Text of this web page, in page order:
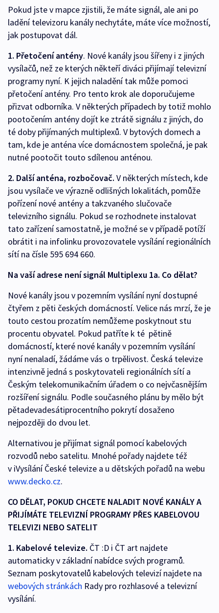
Pokud jste v mapce zjistili, že máte signál, ale ani po
ladění televizoru kanály nechytáte, máte více možností,
jak postupovat dál.
1. Přetočení antény. Nové kanály jsou šířeny i z jiných
vysílačů, než ze kterých někteří diváci přijímají televizní
programy nyní. K jejich naladění tak může pomoci
přetočení antény. Pro tento krok ale doporučujeme
přizvat odborníka. V některých případech by totiž mohlo
pootočením antény dojít ke ztrátě signálu z jiných, do
té doby přijímaných multiplexů. V bytových domech a
tam, kde je anténa více domácnostem společná, je pak
nutné pootočit touto sdílenou anténou.
2. Další anténa, rozbočovač. V některých místech, kde
jsou vysílače ve výrazně odlišných lokalitách, pomůže
pořízení nové antény a takzvaného slučovače
televizního signálu. Pokud se rozhodnete instalovat
tato zařízení samostatně, je možné se v případě potíží
obrátit i na infolinku provozovatele vysílání regionálních
sítí na čísle 595 694 660.
Na vaší adrese není signál Multiplexu 1a. Co dělat?
Nové kanály jsou v pozemním vysílání nyní dostupné
čtyřem z pěti českých domácností. Velice nás mrzí, že je
touto cestou prozatím nemůžeme poskytnout stu
procentu obyvatel. Pokud patříte k té pětině
domácností, které nové kanály v pozemním vysílání
nyní nenaladí, žádáme vás o trpělivost. Česká televize
intenzivně jedná s poskytovateli regionálních sítí a
Českým telekomunikačním úřadem o co nejvčasnějším
rozšíření signálu. Podle současného plánu by mělo být
pětadevadesátiprocentního pokrytí dosaženo
nejpozději do dvou let.
Alternativou je přijímat signál pomocí kabelových
rozvodů nebo satelitu. Mnohé pořady najdete též
v iVysílání České televize a u dětských pořadů na webu
www.decko.cz.
CO DĚLAT, POKUD CHCETE NALADIT NOVÉ KANÁLY A
PŘIJÍMÁTE TELEVIZNÍ PROGRAMY PŘES KABELOVOU
TELEVIZI NEBO SATELIT
1. Kabelové televize. ČT :D i ČT art najdete
automaticky v základní nabídce svých programů.
Seznam poskytovatelů kabelových televizí najdete na
webových stránkách Rady pro rozhlasové a televizní
vysílání.